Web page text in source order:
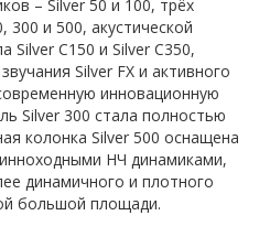
– Silver 50 и 100, трёх
300 и 500, акустической
Silver C150 и Silver C350,
Silver FX и активного
инновационную
Silver 300 стала полностью
колонка Silver 500 оснащена
НЧ динамиками,
динамичного и плотного
большой площади.